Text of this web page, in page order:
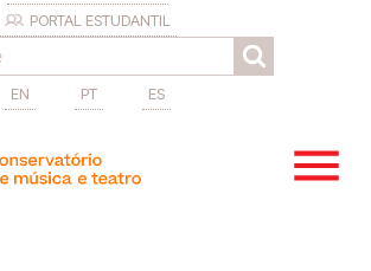
PORTAL ESTUDANTIL
EN PT ES